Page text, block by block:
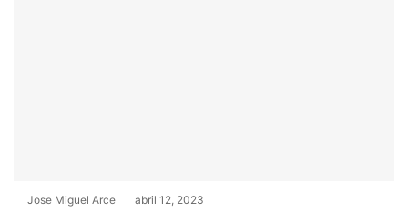
Jose Miguel Arce abril 12, 2023